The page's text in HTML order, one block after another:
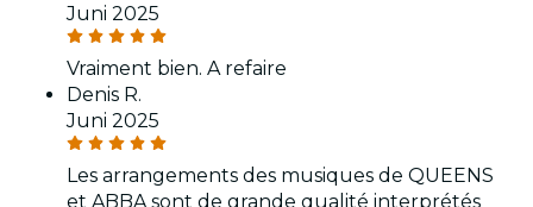
Juni 2025
Vraiment bien. A refaire
Denis R.
Juni 2025
Les arrangements des musiques de QUEENS
et ABBA sont de grande qualité interprétés